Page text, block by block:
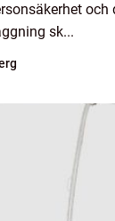
och
sk...